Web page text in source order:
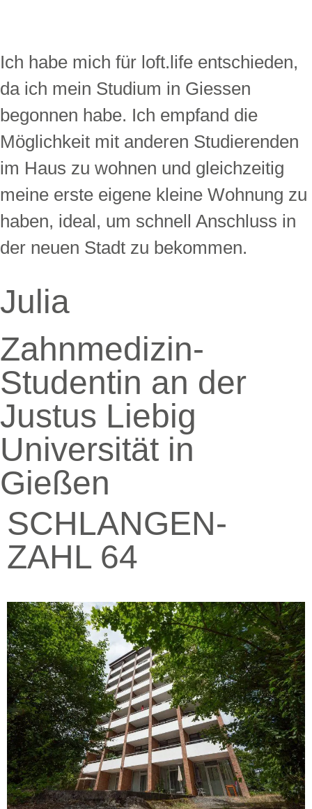
Ich habe mich für loft.life entschieden,
da ich mein Studium in Giessen
begonnen habe. Ich empfand die
Möglichkeit mit anderen Studierenden
im Haus zu wohnen und gleichzeitig
meine erste eigene kleine Wohnung zu
haben, ideal, um schnell Anschluss in
der neuen Stadt zu bekommen.
Julia
Zahnmedizin-
Studentin an der
Justus Liebig
Universität in
Gießen
SCHLANGEN-
ZAHL 64